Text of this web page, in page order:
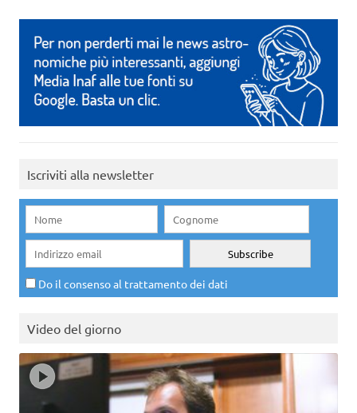
Iscriviti alla newsletter
Do il consenso al trattamento dei dati
Video del giorno